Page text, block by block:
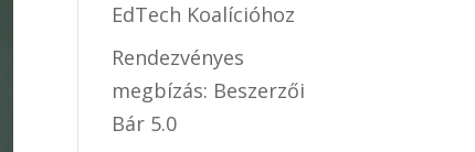
EdTech Koalícióhoz
Rendezvényes
megbízás: Beszerzői
Bár 5.0